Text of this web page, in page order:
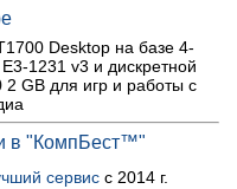
Desktop на базе 4-
1231 v3 и дискретной
GB для игр и работы с
в "КомпБест™"
сервис с 2014 г.